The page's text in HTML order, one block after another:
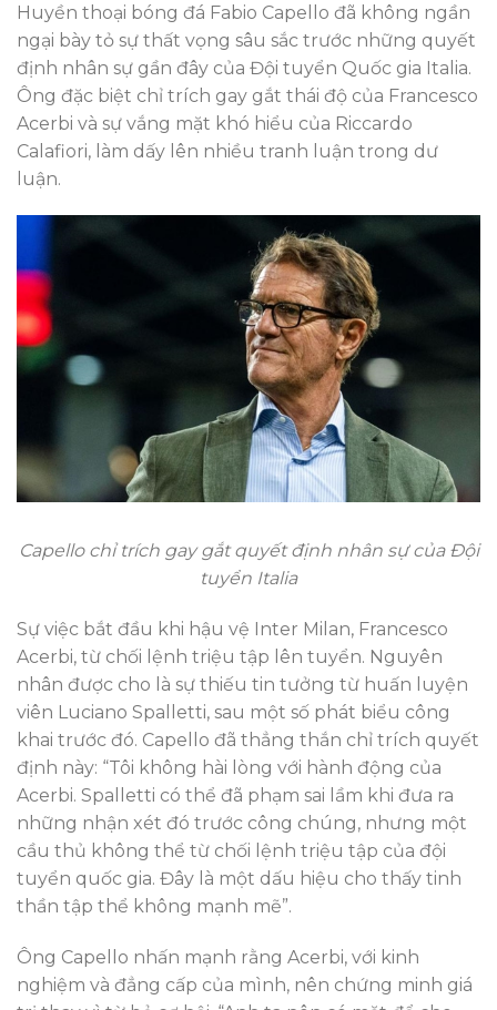
Huyền thoại bóng đá Fabio Capello đã không ngần
ngại bày tỏ sự thất vọng sâu sắc trước những quyết
định nhân sự gần đây của Đội tuyển Quốc gia Italia.
Ông đặc biệt chỉ trích gay gắt thái độ của Francesco
Acerbi và sự vắng mặt khó hiểu của Riccardo
Calafiori, làm dấy lên nhiều tranh luận trong dư
luận.
Capello chỉ trích gay gắt quyết định nhân sự của Đội
tuyển Italia
Sự việc bắt đầu khi hậu vệ Inter Milan, Francesco
Acerbi, từ chối lệnh triệu tập lên tuyển. Nguyên
nhân được cho là sự thiếu tin tưởng từ huấn luyện
viên Luciano Spalletti, sau một số phát biểu công
khai trước đó. Capello đã thẳng thắn chỉ trích quyết
định này: “Tôi không hài lòng với hành động của
Acerbi. Spalletti có thể đã phạm sai lầm khi đưa ra
những nhận xét đó trước công chúng, nhưng một
cầu thủ không thể từ chối lệnh triệu tập của đội
tuyển quốc gia. Đây là một dấu hiệu cho thấy tinh
thần tập thể không mạnh mẽ”.
Ông Capello nhấn mạnh rằng Acerbi, với kinh
nghiệm và đẳng cấp của mình, nên chứng minh giá